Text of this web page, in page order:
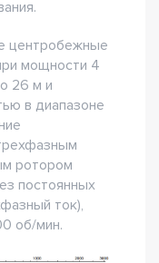
центробежные
мощности 4
26 м и
в диапазоне
ротором
постоянных
ток),
об/мин.